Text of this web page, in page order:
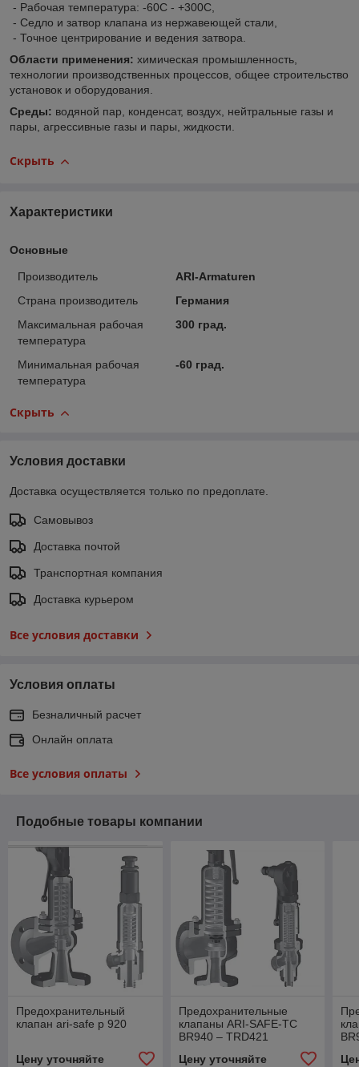
- Рабочая температура: -60С - +300С,
- Седло и затвор клапана из нержавеющей стали,
- Точное центрирование и ведения затвора.
Области применения: химическая промышленность,
технологии производственных процессов, общее строительство
установок и оборудования.
Среды: водяной пар, конденсат, воздух, нейтральные газы и
пары, агрессивные газы и пары, жидкости.
Скрыть
Характеристики
Основные
Производитель
ARI-Armaturen
Страна производитель
Германия
Максимальная рабочая
температура
300 град.
Минимальная рабочая
температура
-60 град.
Скрыть
Условия доставки
Доставка осуществляется только по предоплате.
Самовывоз
Доставка почтой
Транспортная компания
Доставка курьером
Все условия доставки
Условия оплаты
Безналичный расчет
Онлайн оплата
Все условия оплаты
Подобные товары компании
Предохранительный
клапан ari-safe p 920
Цену уточняйте
Предохранительные
клапаны ARI-SAFE-TC
BR940 – TRD421
Цену уточняйте